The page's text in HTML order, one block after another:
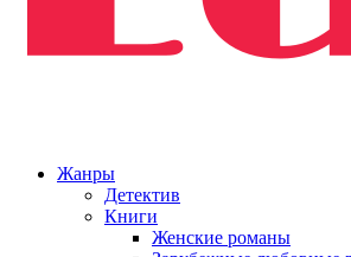
Жанры
Детектив
Книги
Женские романы